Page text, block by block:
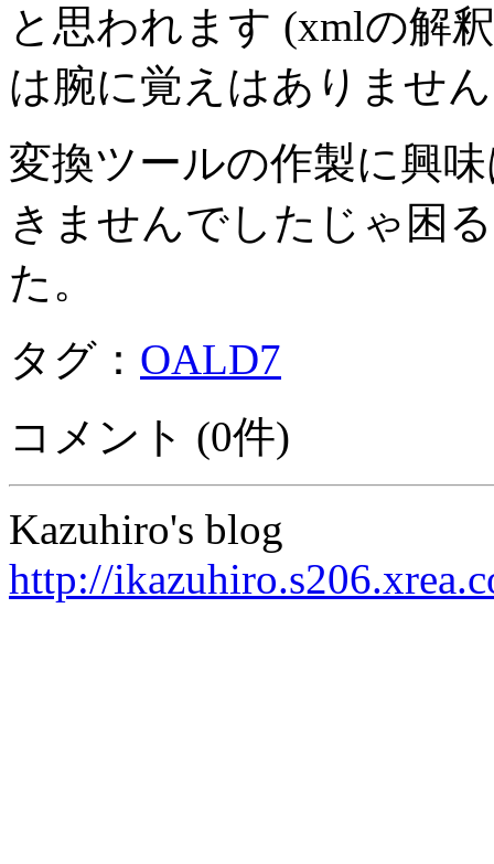
と思われます (xmlの解
は腕に覚えはありませ
変換ツールの作製に興
きませんでしたじゃ困
た。
タグ： OALD7
コメント (0件)
Kazuhiro's blog
http://